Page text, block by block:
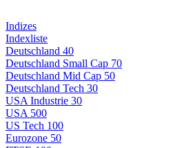
Indizes
Indexliste
Deutschland 40
Deutschland Small Cap 70
Deutschland Mid Cap 50
Deutschland Tech 30
USA Industrie 30
USA 500
US Tech 100
Eurozone 50